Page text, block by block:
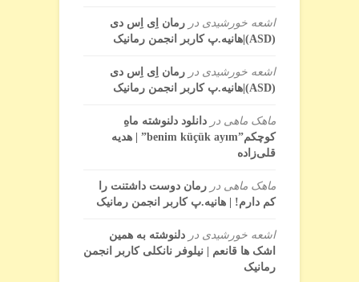
اشعه خورشیدی در رمان اِی اِس دی
(ASD)|هانیه.پ کاربر انجمن رمانیک
اشعه خورشیدی در رمان اِی اِس دی
(ASD)|هانیه.پ کاربر انجمن رمانیک
ماهک ماهی در دانلود دلنوشته ماهِ
کوچکم”benim küçük ayım” | هدیه
قلی‌زاده
ماهک ماهی در رمان دوست داشتنت را
کم دارم! | هانیه.پ کاربر انجمن رمانیک
اشعه خورشیدی در دلنوشته به همین
اشک ها قانعم | نیلوفر نانکلی کاربر انجمن
رمانیک